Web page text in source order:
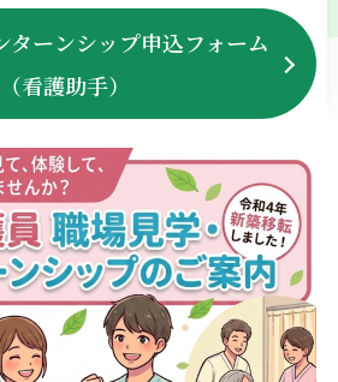
ターンシップ申込フォーム
（看護助手）